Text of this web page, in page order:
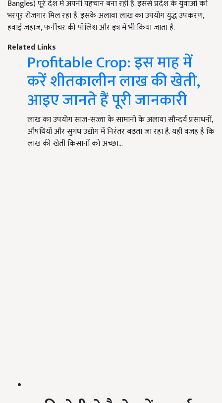
Bangles) पूरे देश में अपनी पहचान बना रही हैं. इससे प्रदेश के युवाओं को
भरपूर रोजगार मिल रहा है. इसके अलावा लाख का उपयोग युद्ध उपकरण,
हवाई जहाज, फर्नीचर की पॉलिश और इत्र में भी किया जाता है.
Related Links
Profitable Crop: इस माह में
करें शीतकालीन लाख की खेती,
आइए जानते हैं पूरी जानकारी
लाख का उपयोग साज-सज्जा के सामानों के अलावा सौन्दर्य प्रसाधनों,
औषधियों और सुगंध उद्योग में निरंतर बढ़ता जा रहा है. यही वजह है कि
लाख की खेती किसानों को अच्छा…